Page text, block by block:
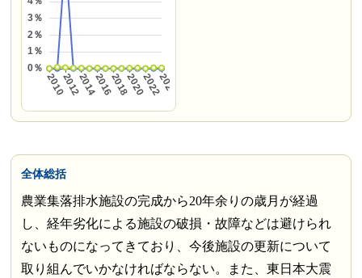
全体総括
農業集落排水施設の完成から20年余りの歳月が経過
し、経年劣化による施設の破損・故障などは避けられ
ないものになってきており、今後施設の更新について
取り組んでいかなければならない。また、東日本大震